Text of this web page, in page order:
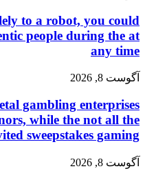
to a robot, you could
people during the at
any time
آگوست 8, 2026
gambling enterprises
while the not all the
sweepstakes gaming
آگوست 8, 2026